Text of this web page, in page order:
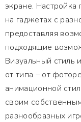
экране. Настройка
на гаджетах с
предоставляя
подходящие
Визуальный стиль
от типа – от
анимационной
своим
разнообразных